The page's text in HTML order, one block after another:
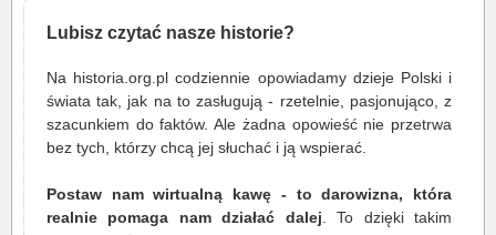
Lubisz czytać nasze historie?
Na historia.org.pl codziennie opowiadamy dzieje Polski i
świata tak, jak na to zasługują - rzetelnie, pasjonująco, z
szacunkiem do faktów. Ale żadna opowieść nie przetrwa
bez tych, którzy chcą jej słuchać i ją wspierać.
Postaw nam wirtualną kawę - to darowizna, która
realnie pomaga nam działać dalej . To dzięki takim